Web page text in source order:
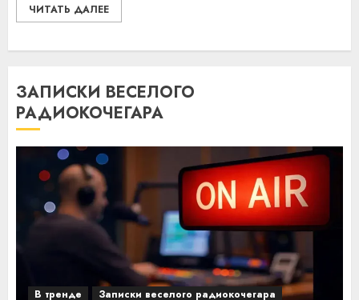
ЧИТАТЬ ДАЛЕЕ
ЗАПИСКИ ВЕСЕЛОГО
РАДИОКОЧЕГАРА
В тренде Записки веселого радиокочегара